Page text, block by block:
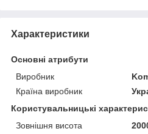
Характеристики
Основні атрибути
Виробник
Країна виробник
Користувальницькі
Зовнішня висота